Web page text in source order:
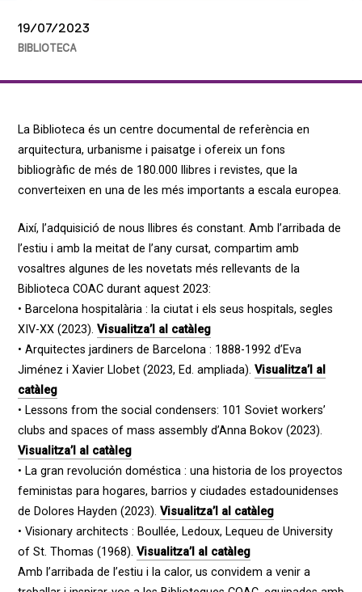
19/07/2023
BIBLIOTECA
La Biblioteca és un centre documental de referència en
arquitectura, urbanisme i paisatge i ofereix un fons
bibliogràfic de més de 180.000 llibres i revistes, que la
converteixen en una de les més importants a escala europea.
Així, l’adquisició de nous llibres és constant. Amb l’arribada de
l’estiu i amb la meitat de l’any cursat, compartim amb
vosaltres algunes de les novetats més rellevants de la
Biblioteca COAC durant aquest 2023:
• Barcelona hospitalària : la ciutat i els seus hospitals, segles
XIV-XX (2023). Visualitza’l al catàleg
• Arquitectes jardiners de Barcelona : 1888-1992 d’Eva
Jiménez i Xavier Llobet (2023, Ed. ampliada). Visualitza’l al
catàleg
• Lessons from the social condensers: 101 Soviet workers’
clubs and spaces of mass assembly d’Anna Bokov (2023).
Visualitza’l al catàleg
• La gran revolución doméstica : una historia de los proyectos
feministas para hogares, barrios y ciudades estadounidenses
de Dolores Hayden (2023). Visualitza’l al catàleg
• Visionary architects : Boullée, Ledoux, Lequeu de University
of St. Thomas (1968). Visualitza’l al catàleg
Amb l’arribada de l’estiu i la calor, us convidem a venir a